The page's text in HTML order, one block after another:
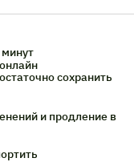
сохранить
и продление в